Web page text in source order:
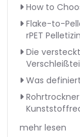
How to
Flake-to-
rPET
Die
Was
mehr lesen